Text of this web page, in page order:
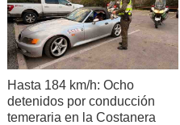
Hasta 184 km/h: Ocho
detenidos por conducción
temeraria en la Costanera